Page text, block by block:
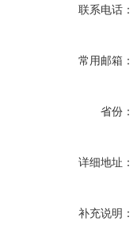
联系电话：
常用邮箱：
省份：
详细地址：
补充说明：